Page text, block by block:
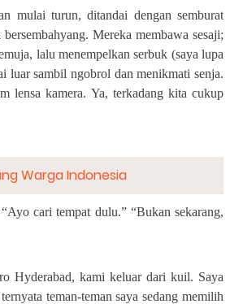
mulai turun, ditandai dengan semburat
Mereka membawa sesaji;
lalu menempelkan serbuk (saya lupa
luar sambil ngobrol dan menikmati senja.
lensa kamera. Ya, terkadang kita cukup
Warga Indonesia
cari tempat dulu.” “Bukan sekarang,
Hyderabad, kami keluar dari kuil. Saya
teman-teman saya sedang memilih